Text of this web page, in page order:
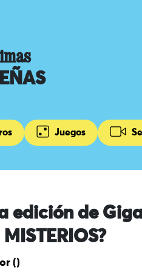
Juegos
edición de
()